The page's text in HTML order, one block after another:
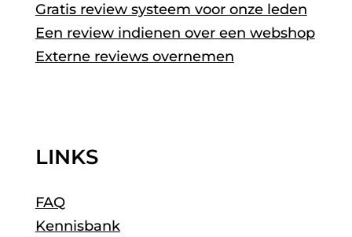
Gratis review systeem voor onze leden
Een review indienen over een webshop
Externe reviews overnemen
LINKS
FAQ
Kennisbank